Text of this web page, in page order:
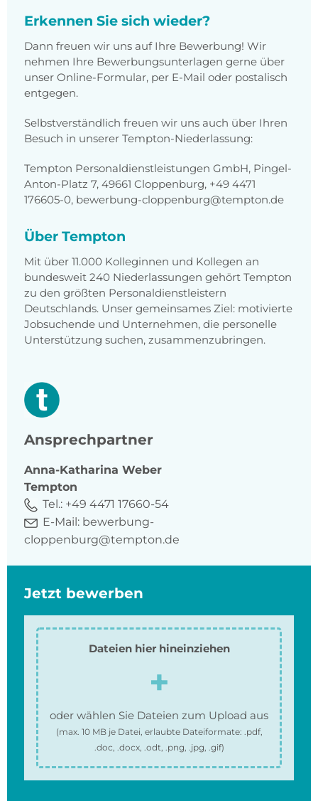
Erkennen Sie sich wieder?
Dann freuen wir uns auf Ihre Bewerbung! Wir
nehmen Ihre Bewerbungsunterlagen gerne über
unser Online-Formular, per E-Mail oder postalisch
entgegen.
Selbstverständlich freuen wir uns auch über Ihren
Besuch in unserer Tempton-Niederlassung:
Tempton Personaldienstleistungen GmbH, Pingel-
Anton-Platz 7, 49661 Cloppenburg, +49 4471
176605-0, bewerbung-cloppenburg@tempton.de
Über Tempton
Mit über 11.000 Kolleginnen und Kollegen an
bundesweit 240 Niederlassungen gehört Tempton
zu den größten Personaldienstleistern
Deutschlands. Unser gemeinsames Ziel: motivierte
Jobsuchende und Unternehmen, die personelle
Unterstützung suchen, zusammenzubringen.
Ansprechpartner
Anna-Katharina Weber
Tempton
Tel.: +49 4471 17660-54
E-Mail: bewerbung-
cloppenburg@tempton.de
Jetzt bewerben
Dateien hier hineinziehen
oder wählen Sie Dateien zum Upload aus
(max. 10 MBje Datei, erlaubte Dateiformate: .pdf,
.doc, .docx, .odt, .png, .jpg, .gif)